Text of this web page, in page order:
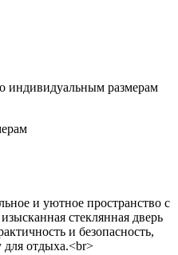
индивидуальным размерам
и уютное пространство с
стеклянная дверь
и безопасность,
для отдыха.<br>